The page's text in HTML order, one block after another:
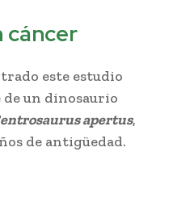
cáncer
este estudio
de un dinosaurio
apertus,
de antigüedad.